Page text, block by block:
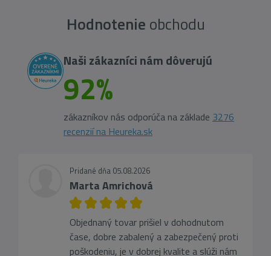
Hodnotenie obchodu
Naši zákazníci nám dôverujú
92%
zákazníkov nás odporúča na základe 3276
recenzií na Heureka.sk
Pridané dňa 05.08.2026
Marta Amrichová
Objednaný tovar prišiel v dohodnutom
čase, dobre zabalený a zabezpečený proti
poškodeniu, je v dobrej kvalite a slúži nám